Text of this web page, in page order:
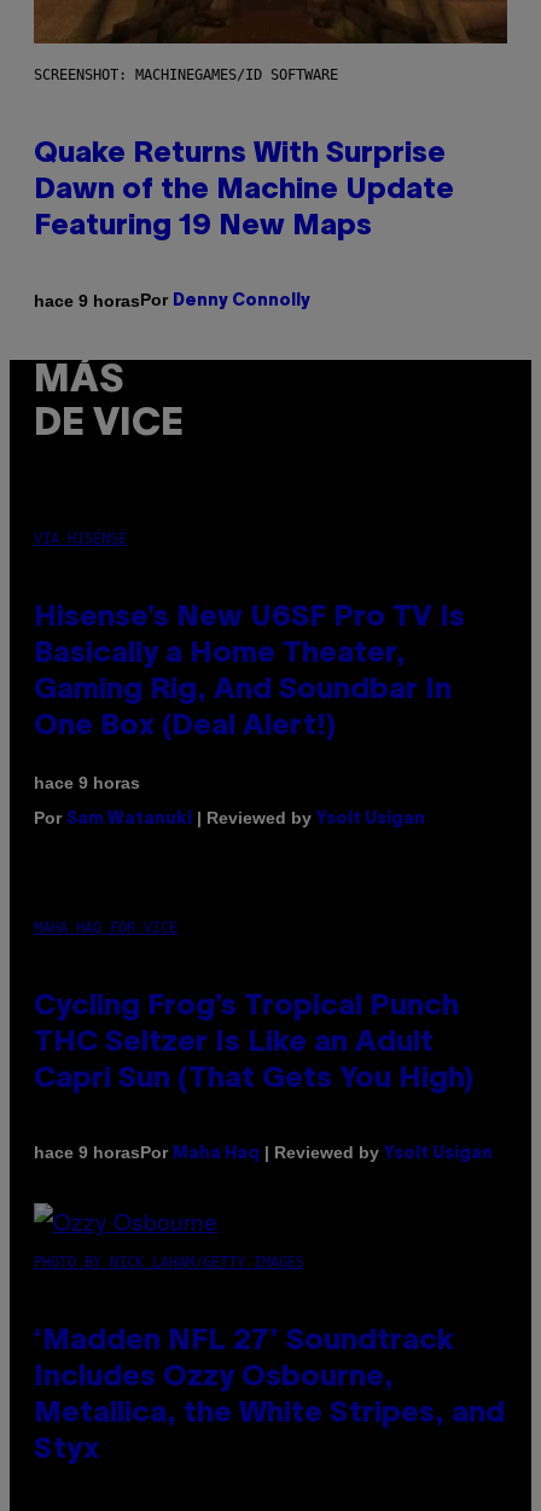
SCREENSHOT: MACHINEGAMES/ID SOFTWARE
Quake Returns With Surprise
Dawn of the Machine Update
Featuring 19 New Maps
hace 9 horasPor Denny Connolly
MÁS
DE VICE
VIA HISENSE
Hisense’s New U6SF Pro TV Is
Basically a Home Theater,
Gaming Rig, And Soundbar In
One Box (Deal Alert!)
hace 9 horas
Por Sam Watanuki | Reviewed by Ysolt Usigan
MAHA HAQ FOR VICE
Cycling Frog’s Tropical Punch
THC Seltzer Is Like an Adult
Capri Sun (That Gets You High)
hace 9 horasPor Maha Haq | Reviewed by Ysolt Usigan
PHOTO BY NICK LAHAM/GETTY IMAGES
‘Madden NFL 27’ Soundtrack
Includes Ozzy Osbourne,
Metallica, the White Stripes, and
Styx